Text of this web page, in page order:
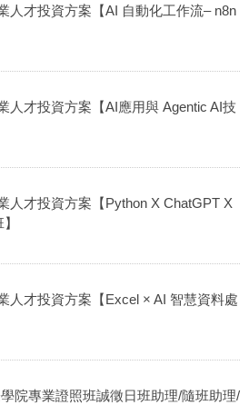
人才投資方案【AI 自動化工作流– n8n
人才投資方案【AI應用與 Agentic AI技
人才投資方案【Python X ChatGPT X
人才投資方案【Excel × AI 智慧資料處
院專業證照班誠徵日班助理/隨班助理/